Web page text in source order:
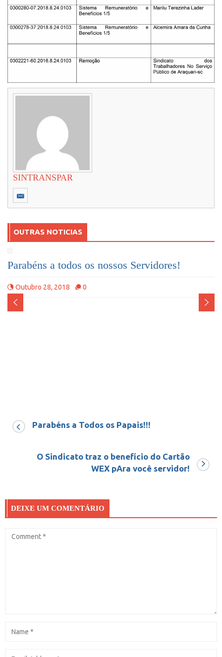
SINTRANSPAR
OUTRAS NOTICIAS
Parabéns a todos os nossos Servidores!
Outubro 28, 2018 0
Parabéns a Todos os Papais!!!
O Sindicato traz o benefício do Cartão
WEX pAra você servidor!
DEIXE UM COMENTÁRIO